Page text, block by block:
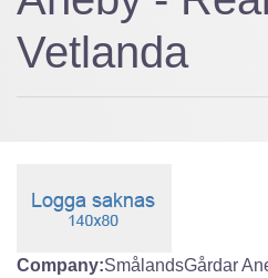
Vetlanda
Company:SmålandsGårdar